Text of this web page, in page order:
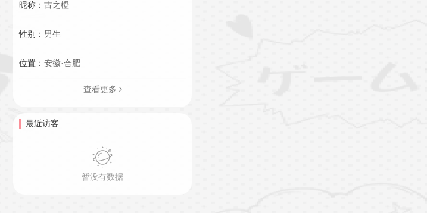
昵称： 古之橙
性别： 男生
位置： 安徽·合肥
查看更多
最近访客
暂没有数据